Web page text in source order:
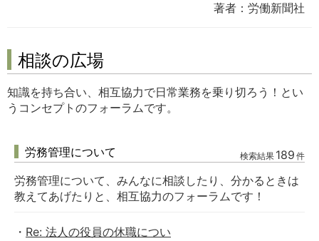
著者：労働新聞社
相談の広場
知識を持ち合い、相互協力で日常業務を乗り切ろう！とい
うコンセプトのフォーラムです。
労務管理について 検索結果 189 件
労務管理について、みんなに相談したり、分かるときは
教えてあげたりと、相互協力のフォーラムです！
Re: 法人の役員の休職につい